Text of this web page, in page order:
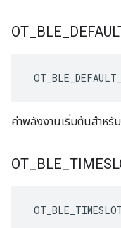
OT BLE
ค่าพลังงานเริ่มต้นสำหรั
OT BLE